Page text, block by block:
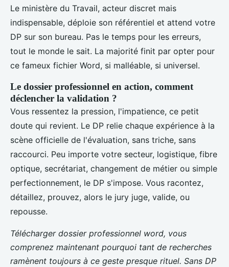
Le ministère du Travail, acteur discret mais
indispensable, déploie son référentiel et attend votre
DP sur son bureau. Pas le temps pour les erreurs,
tout le monde le sait. La majorité finit par opter pour
ce fameux fichier Word, si malléable, si universel.
Le dossier professionnel en action, comment
déclencher la validation ?
Vous ressentez la pression, l'impatience, ce petit
doute qui revient. Le DP relie chaque expérience à la
scène officielle de l'évaluation, sans triche, sans
raccourci. Peu importe votre secteur, logistique, fibre
optique, secrétariat, changement de métier ou simple
perfectionnement, le DP s'impose. Vous racontez,
détaillez, prouvez, alors le jury juge, valide, ou
repousse.
Télécharger dossier professionnel word, vous
comprenez maintenant pourquoi tant de recherches
ramènent toujours à ce geste presque rituel. Sans DP